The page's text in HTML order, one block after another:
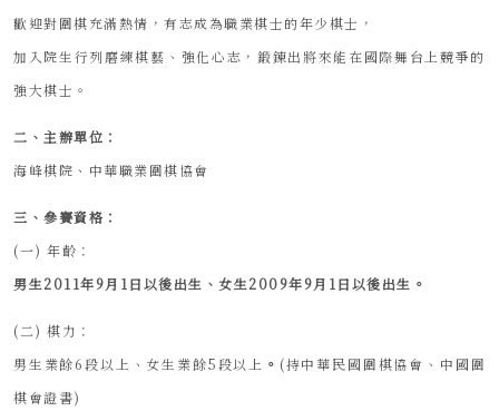
歡迎對圍棋充滿熱情，有志成為職業棋士的年少棋士，
加入院生行列磨練棋藝、強化心志，鍛鍊出將來能在國際舞台上競爭的
強大棋士。
二、主辦單位：
海峰棋院、中華職業圍棋協會
三、參賽資格：
(一) 年齡：
男生2011年9月1日以後出生、女生2009年9月1日以後出生。
(二) 棋力：
男生業餘6段以上、女生業餘5段以上 。 (持中華民國圍棋協會、中國圍
棋會證書)